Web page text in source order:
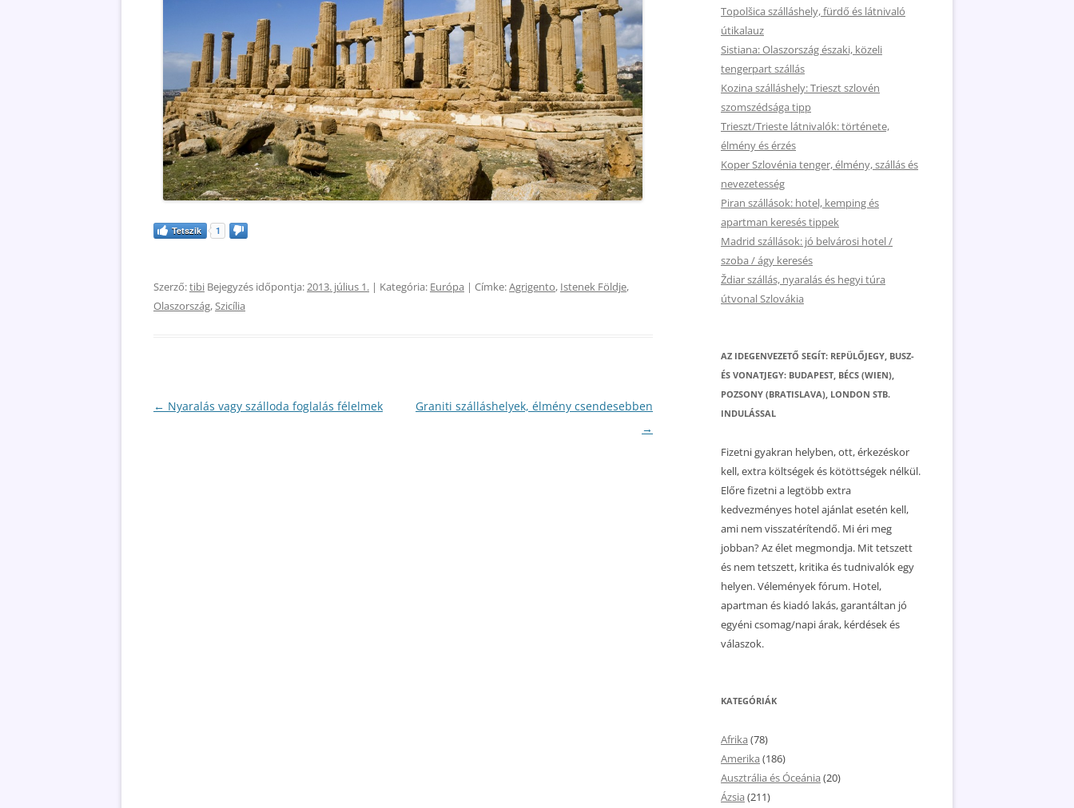
Tetszik 1
Szerző:tibi Bejegyzés időpontja:2013. július 1. | Kategória: Európa | Címke:Agrigento, Istenek Földje,
Olaszország,Szicília
Bejegyzés
← Nyaralás vagy szálloda foglalás félelmek
Graniti szálláshelyek, élmény csendesebben
→
Topolšica szálláshely, fürdő és látnivaló
útikalauz
Sistiana: Olaszország északi, közeli
tengerpart szállás
Kozina szálláshely: Trieszt szlovén
szomszédsága tipp
Trieszt/Trieste látnivalók: története,
élmény és érzés
Koper Szlovénia tenger, élmény, szállás és
nevezetesség
Piran szállások: hotel, kemping és
apartman keresés tippek
Madrid szállások: jó belvárosi hotel /
szoba / ágy keresés
Ždiar szállás, nyaralás és hegyi túra
útvonal Szlovákia
AZ IDEGENVEZETŐ SEGÍT: REPÜLŐJEGY, BUSZ-
ÉS VONATJEGY: BUDAPEST, BÉCS (WIEN),
POZSONY (BRATISLAVA), LONDON STB.
INDULÁSSAL
Fizetni gyakran helyben, ott, érkezéskor
kell, extra költségek és kötöttségek nélkül.
Előre fizetni a legtöbb extra
kedvezményes hotel ajánlat esetén kell,
ami nem visszatérítendő. Mi éri meg
jobban? Az élet megmondja. Mit tetszett
és nem tetszett, kritika és tudnivalók egy
helyen. Vélemények fórum. Hotel,
apartman és kiadó lakás, garantáltan jó
egyéni csomag/napi árak, kérdések és
válaszok.
KATEGÓRIÁK
Afrika (78)
Amerika (186)
Ausztrália és Óceánia (20)
Ázsia (211)